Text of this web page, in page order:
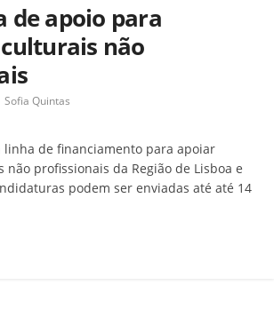
de apoio para
não
Sofia Quintas
linha de financiamento para apoiar
profissionais da Região de Lisboa e
podem ser enviadas até até 14